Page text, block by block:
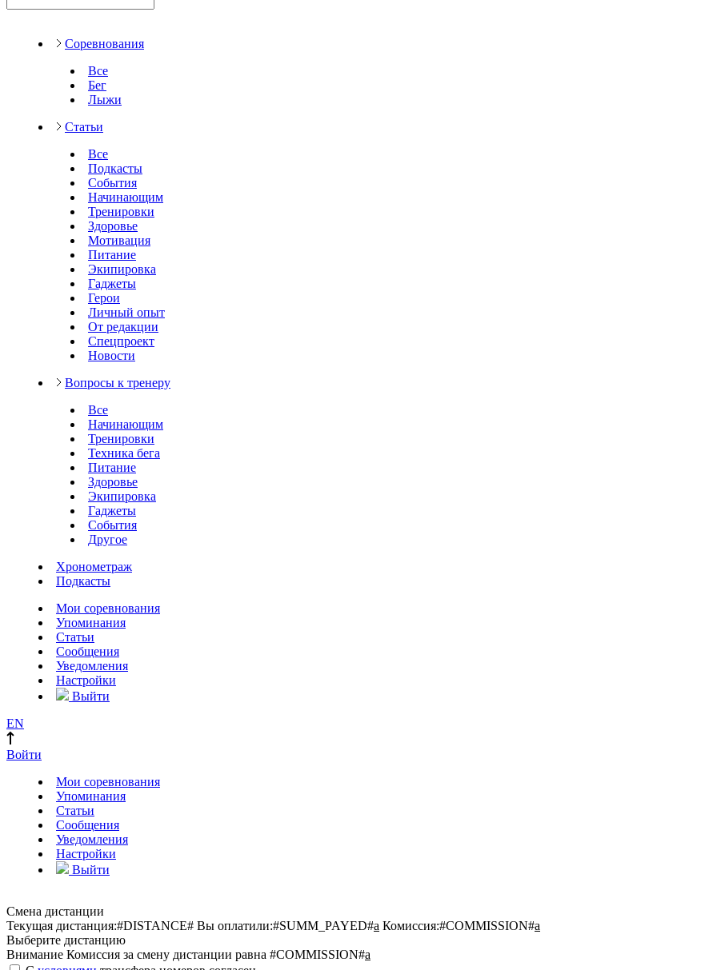
Соревнования
Все
Бег
Лыжи
Статьи
Все
Подкасты
События
Начинающим
Тренировки
Здоровье
Мотивация
Питание
Экипировка
Гаджеты
Герои
Личный опыт
От редакции
Спецпроект
Новости
Вопросы к тренеру
Все
Начинающим
Тренировки
Техника бега
Питание
Здоровье
Экипировка
Гаджеты
События
Другое
Хронометраж
Подкасты
Мои соревнования
Упоминания
Статьи
Сообщения
Уведомления
Настройки
Выйти
EN
Войти
Мои соревнования
Упоминания
Статьи
Сообщения
Уведомления
Настройки
Выйти
Смена дистанции
Текущая дистанция:#DISTANCE# Вы оплатили:#SUMM_PAYED#a Комиссия:#COMMISSION#a
Выберите дистанцию
Внимание Комиссия за смену дистанции равна #COMMISSION#a